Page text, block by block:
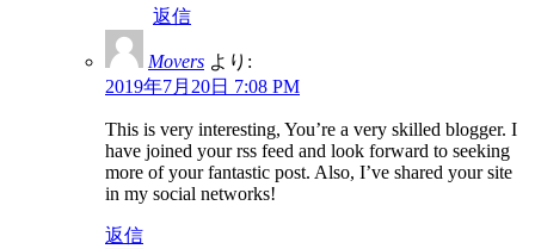
返信
Movers より:
2019年7月20日 7:08 PM
This is very interesting, You’re a very skilled blogger. I
have joined your rss feed and look forward to seeking
more of your fantastic post. Also, I’ve shared your site
in my social networks!
返信